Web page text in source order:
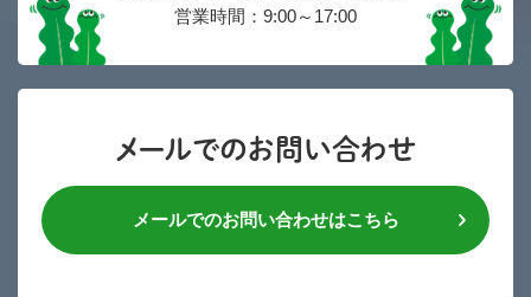
営業時間：9:00～17:00
メールでのお問い合わせ
メールでのお問い合わせはこちら